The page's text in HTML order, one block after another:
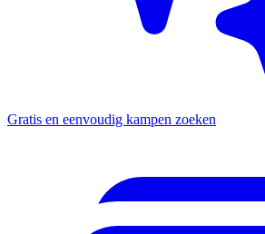
Gratis en eenvoudig kampen zoeken